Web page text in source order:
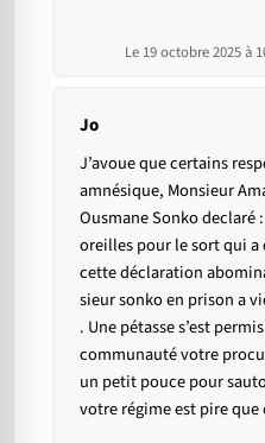
Le 19 octobre 2025 à
Jo
J’avoue que certains
amnésique, Monsieur
Ousmane Sonko declaré
oreilles pour le sort qui a
cette déclaration
sieur sonko en prison a
. Une pétasse s’est
communauté votre
un petit pouce pour
votre régime est pire que